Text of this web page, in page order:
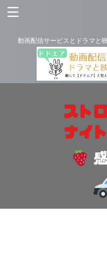
動画配信サービスとドラマと